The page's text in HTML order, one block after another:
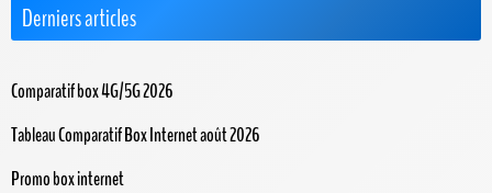
Derniers articles
Comparatif box 4G/5G 2026
Tableau Comparatif Box Internet août 2026
Promo box internet